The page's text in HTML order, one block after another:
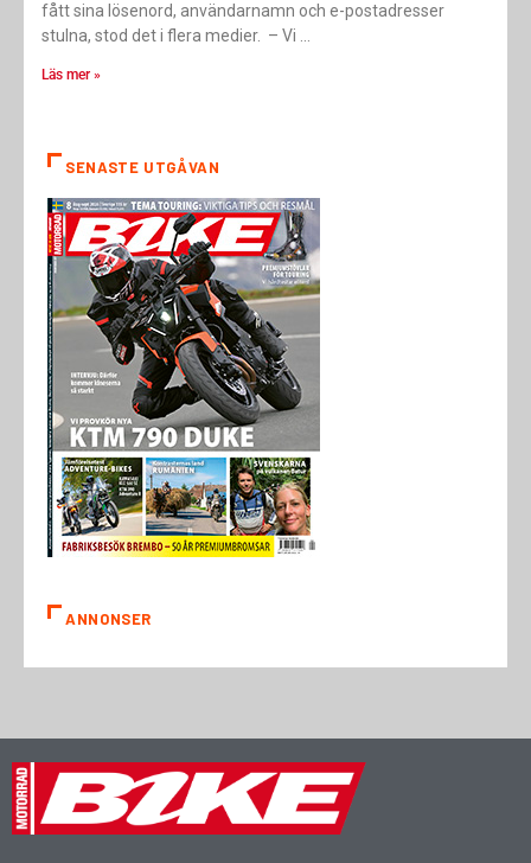
fått sina lösenord, användarnamn och e-postadresser
stulna, stod det i flera medier. – Vi
Läs mer »
SENASTE UTGÅVAN
ANNONSER